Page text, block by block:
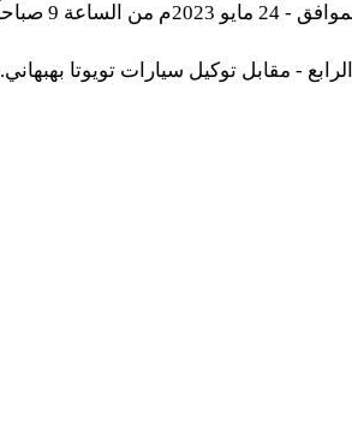
- مقابل توكيل سيارات تويوتا بهبهاني.